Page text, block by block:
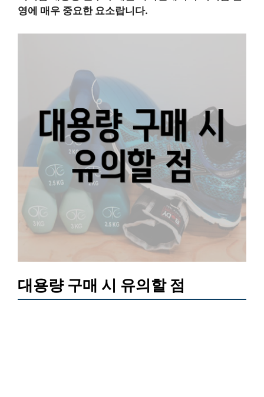
영에 매우 중요한 요소랍니다.
대용량 구매 시 유의할 점